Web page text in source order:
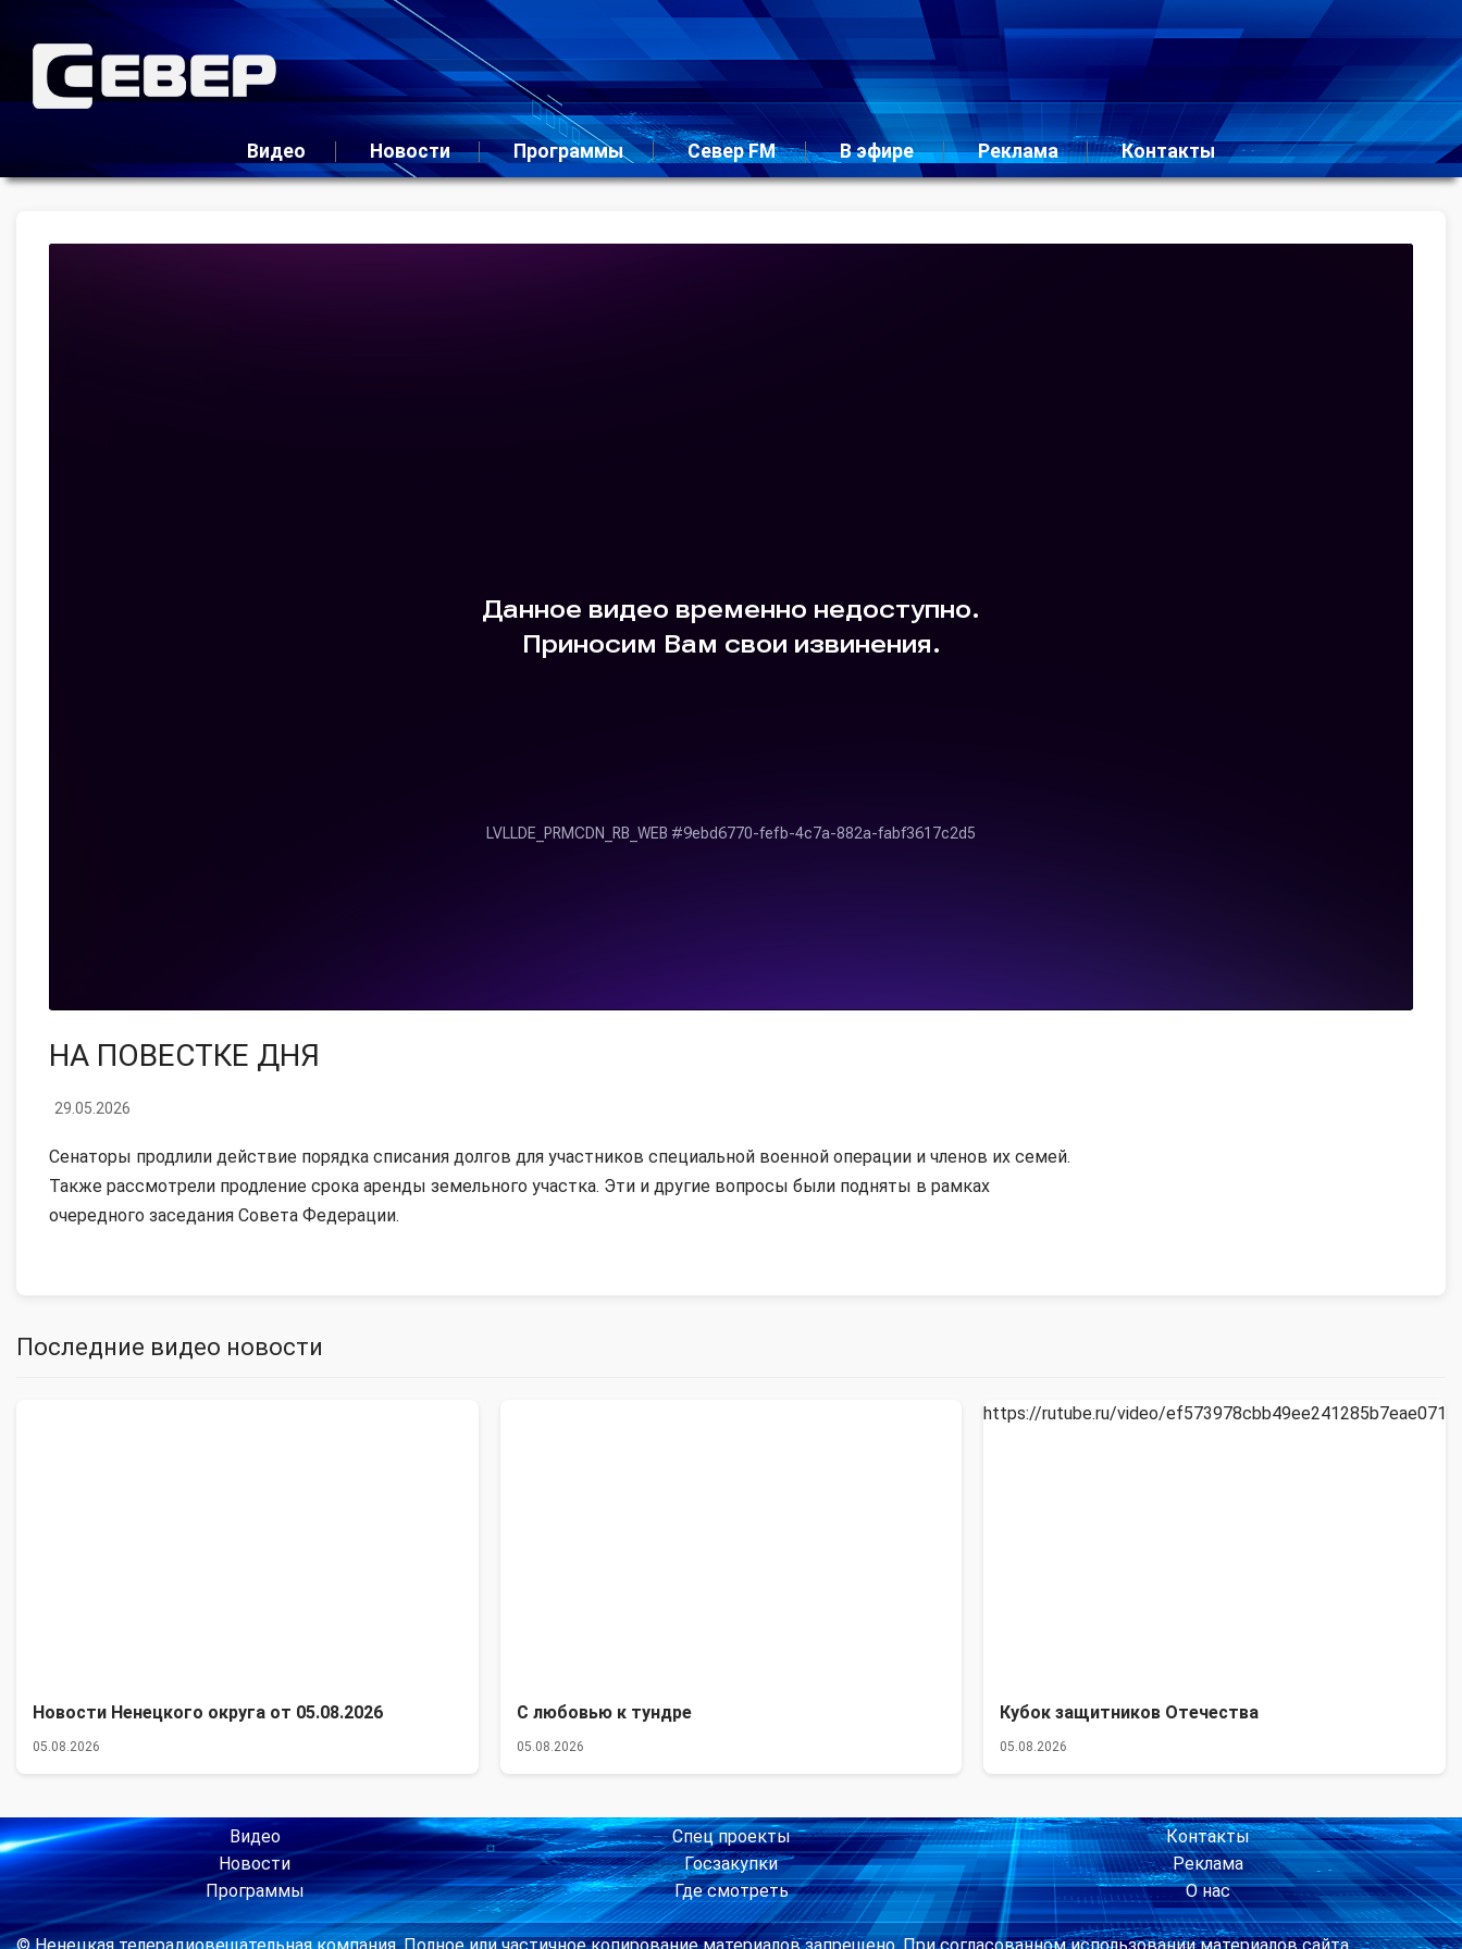
Видео Новости Программы Север FM В эфире Реклама Контакты
НА ПОВЕСТКЕ ДНЯ
29.05.2026
Сенаторы продлили действие порядка списания долгов для участников специальной военной операции и членов их семей.
Также рассмотрели продление срока аренды земельного участка. Эти и другие вопросы были подняты в рамках
очередного заседания Совета Федерации.
Последние видео новости
Новости Ненецкого округа от 05.08.2026
05.08.2026
С любовью к тундре
05.08.2026
https://rutube.ru/video/
Кубок защитников Отечества
05.08.2026
Видео
Новости
Программы
Спец проекты
Госзакупки
Где смотреть
Контакты
Реклама
О нас